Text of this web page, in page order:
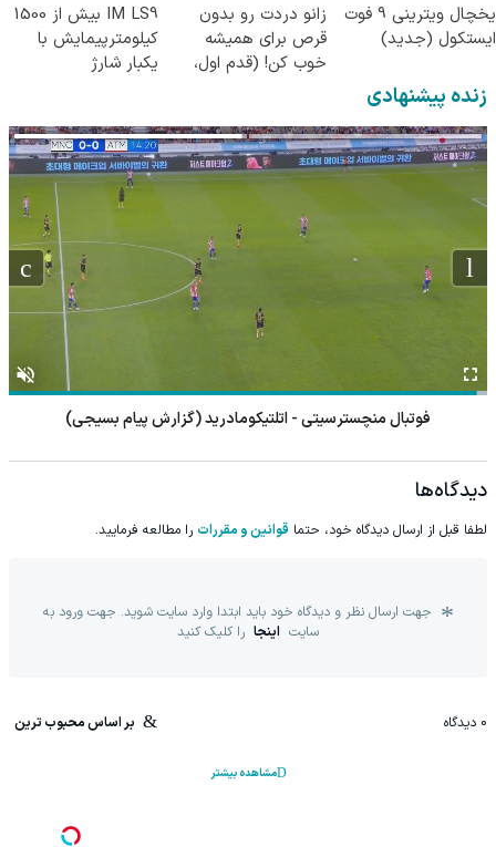
یخچال ویترینی 9 فوت
ایستکول (جدید)
زانو دردت رو بدون
قرص برای همیشه
خوب کن! (قدم اول،
IM LS9 بیش از 1500
کیلومترپیمایش با
یکبار شارژ
زنده پیشنهادی
فوتبال اسپارتا روتردام - فاینورد
دیدگاه‌ها
لطفا قبل از ارسال دیدگاه خود، حتما قوانین و مقررات را مطالعه فرمایید.
جهت ارسال نظر و دیدگاه خود باید ابتدا وارد سایت شوید. جهت ورود به
سایت اینجا را کلیک کنید
0 دیدگاه بر اساس محبوب ترین
مشاهده بیشتر